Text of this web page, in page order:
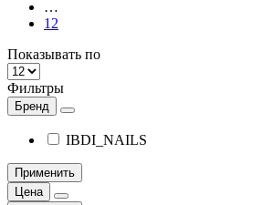
…
12
Показывать по
Фильтры
Бренд
IBDI_NAILS
Применить
Цена